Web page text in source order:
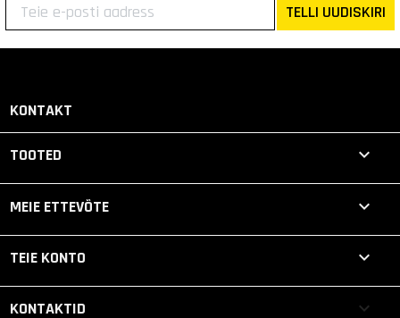
TELLI UUDISKIRI
KONTAKT
TOOTED 
MEIE ETTEVÕTE 
TEIE KONTO 
KONTAKTID keyboard_arrow_down